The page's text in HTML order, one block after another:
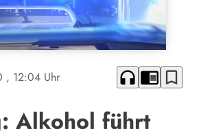
, 12:04 Uhr headphones chrome_reader_mode bookmark_border
Alkohol führt